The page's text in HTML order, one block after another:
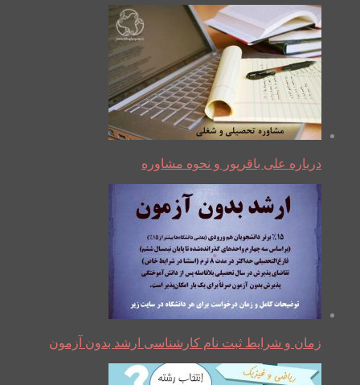
درباره علی باقرپور و نحوه مشاوره
زمان و شرایط ثبت نام کارشناسی ارشد بدون آزمون